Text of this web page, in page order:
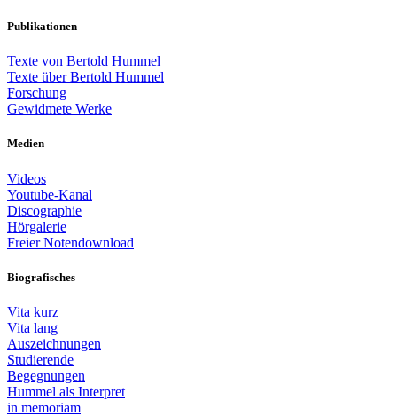
Publikationen
Texte von Bertold Hummel
Texte über Bertold Hummel
Forschung
Gewidmete Werke
Medien
Videos
Youtube-Kanal
Discographie
Hörgalerie
Freier Notendownload
Biografisches
Vita kurz
Vita lang
Auszeichnungen
Studierende
Begegnungen
Hummel als Interpret
in memoriam